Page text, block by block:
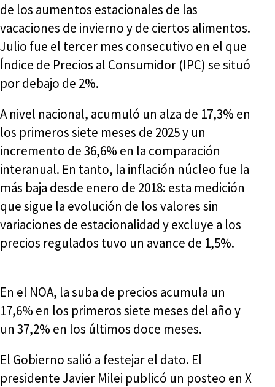
de los aumentos estacionales de las
vacaciones de invierno y de ciertos alimentos.
Julio fue el tercer mes consecutivo en el que
Índice de Precios al Consumidor (IPC) se situó
por debajo de 2%.
A nivel nacional, acumuló un alza de 17,3% en
los primeros siete meses de 2025 y un
incremento de 36,6% en la comparación
interanual. En tanto, la inflación núcleo fue la
más baja desde enero de 2018: esta medición
que sigue la evolución de los valores sin
variaciones de estacionalidad y excluye a los
precios regulados tuvo un avance de 1,5%.
En el NOA, la suba de precios acumula un
17,6% en los primeros siete meses del año y
un 37,2% en los últimos doce meses.
El Gobierno salió a festejar el dato. El
presidente Javier Milei publicó un posteo en X